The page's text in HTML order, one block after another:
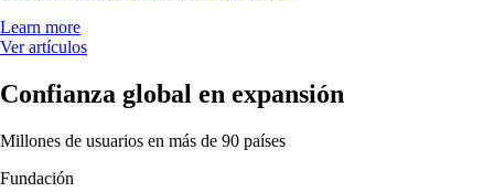
Learn more
Ver artículos
Confianza global en expansión
Millones de usuarios en más de 90 países
Fundación